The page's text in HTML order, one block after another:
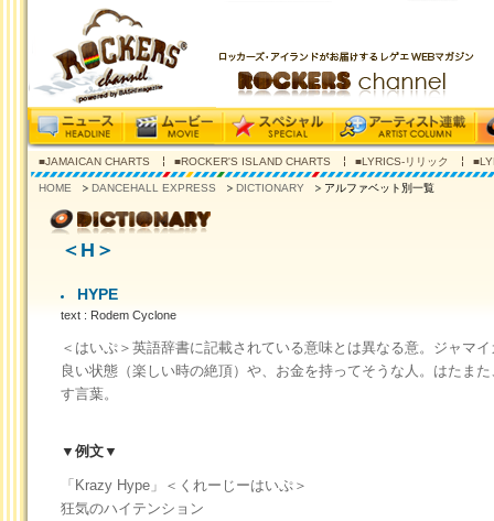
■JAMAICAN CHARTS ■ROCKER'S ISLAND CHARTS ■LYRICS-リリック
HOME DANCEHALL EXPRESS DICTIONARY アルファベット別一覧
＜H＞
HYPE
text : Rodem Cyclone
＜はいぷ＞英語辞書に記載されている意味とは異なる意。ジャマ
良い状態（楽しい時の絶頂）や、お金を持ってそうな人。はたま
す言葉。
▼例文▼
「Krazy Hype」＜くれーじーはいぷ＞
狂気のハイテンション